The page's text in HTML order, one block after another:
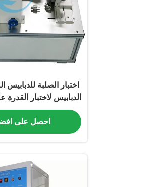
اختبار الصلبة للدبابيس
الدبابيس لاختبار
احصل على